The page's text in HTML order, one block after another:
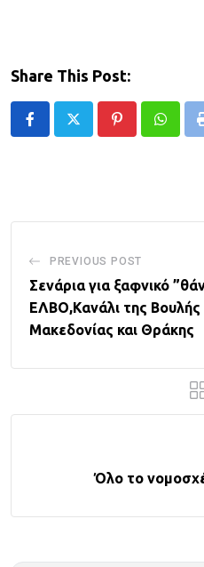
Share This Post:
Pinterest
PREVIOUS POST
Σενάρια για ξαφνικό
ΕΛΒΟ,Κανάλι της Βουλής
Μακεδονίας και Θράκης
Όλο το